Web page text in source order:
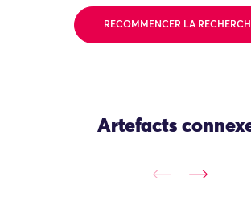
RECOMMENCER LA
Artefacts